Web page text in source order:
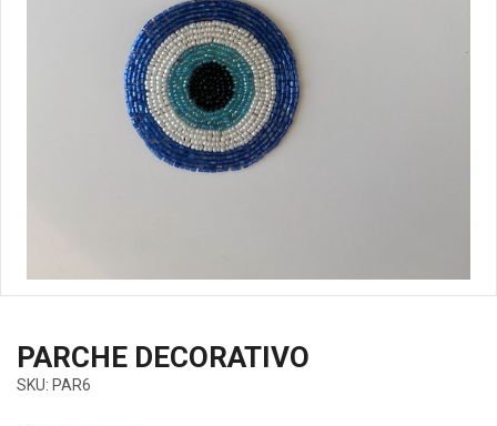
PARCHE DECORATIVO
SKU: PAR6